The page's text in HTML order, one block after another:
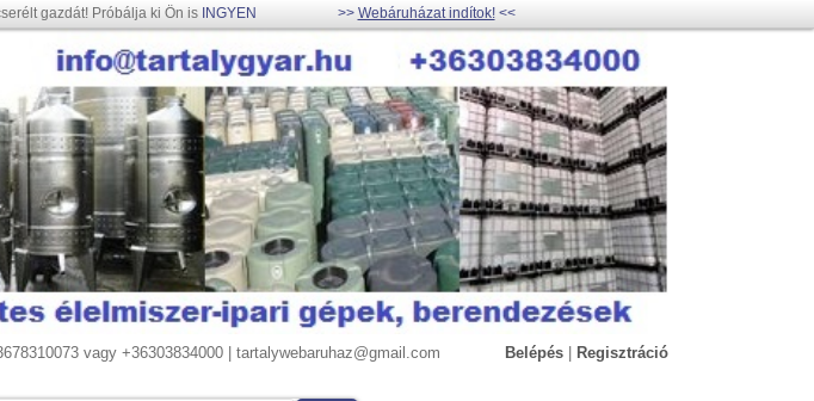
gazdát! Próbálja ki Ön is INGYEN >> Webáruházat indítok!<<
vagy +36303834000 | tartalywebaruhaz@gmail.com Belépés Regisztráció